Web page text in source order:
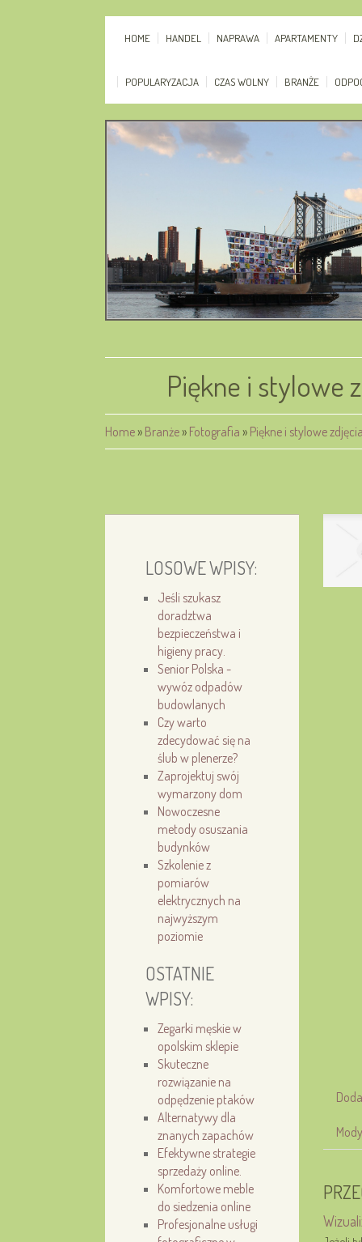
HOME HANDEL NAPRAWA APARTAMENTY
POPULARYZACJA CZAS WOLNY BRANŻE
Piękne i stylowe
Home» Branże» Fotografia » Piękne i stylowe
LOSOWE WPISY:
Jeśli szukasz
doradztwa
bezpieczeństwa i
higieny pracy.
Senior Polska -
wywóz odpadów
budowlanych
Czy warto
zdecydować się na
ślub w plenerze?
Zaprojektuj swój
wymarzony dom
Nowoczesne
metody osuszania
budynków
Szkolenie z
pomiarów
elektrycznych na
najwyższym
poziomie
OSTATNIE
WPISY:
Zegarki męskie w
opolskim sklepie
Skuteczne
rozwiązanie na
odpędzenie ptaków
Alternatywy dla
znanych zapachów
Efektywne strategie
sprzedaży online.
Komfortowe meble
do siedzenia online
Profesjonalne usługi